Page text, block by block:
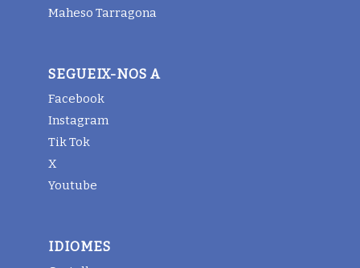
Maheso Tarragona
SEGUEIX-NOS A
Facebook
Instagram
Tik Tok
X
Youtube
IDIOMES